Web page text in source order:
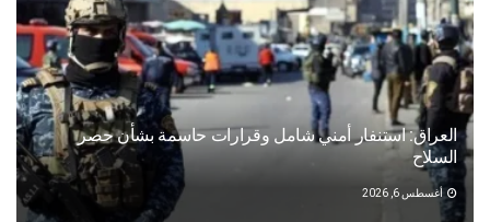
العراق: استنفار أمني شامل وقرارات حاسمة بشأن حصر
السلاح
أغسطس 6, 2026